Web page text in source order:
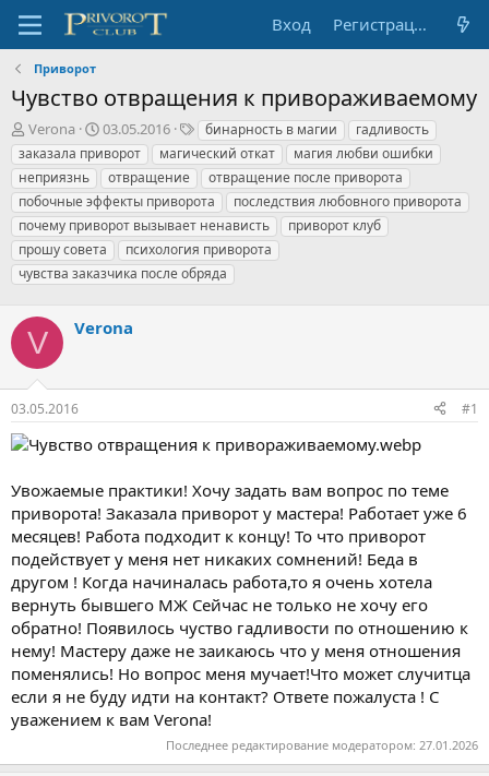
Вход Регистрация
Приворот
Чувство отвращения к привораживаемому
А
в
т
о
р
т
е
м
ы
Verona
Д
а
т
а
н
а
ч
а
л
03.05.2016
Т
е
г
и
бинарность в магии
гадливость
заказала приворот
магический откат
магия любви ошибки
неприязнь
отвращение
отвращение после приворота
побочные эффекты приворота
последствия любовного приворота
почему приворот вызывает ненависть
приворот клуб
прошу совета
психология приворота
чувства заказчика после обряда
V Verona
03.05.2016 #1
Увожаемые практики! Хочу задать вам вопрос по теме
приворота! Заказала приворот у мастера! Работает уже 6
месяцев! Работа подходит к концу! То что приворот
подействует у меня нет никаких сомнений! Беда в
другом ! Когда начиналась работа,то я очень хотела
вернуть бывшего МЖ Сейчас не только не хочу его
обратно! Появилось чуство гадливости по отношению к
нему! Мастеру даже не заикаюсь что у меня отношения
поменялись! Но вопрос меня мучает!Что может случитца
если я не буду идти на контакт? Ответе пожалуста ! С
уважением к вам Verona!
Последнее редактирование модератором: 27.01.2026